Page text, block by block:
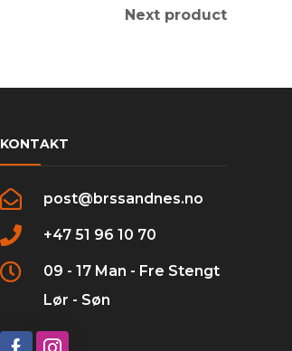
Next product
KONTAKT
post@brssandnes.no
+47 51 96 10 70
09 - 17 Man - Fre Stengt
Lør - Søn